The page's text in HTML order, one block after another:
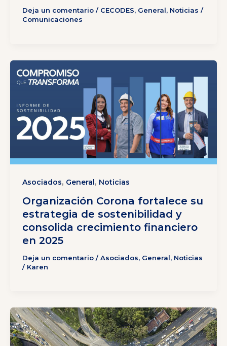
Deja un comentario / CECODES, General, Noticias /
Comunicaciones
Asociados, General, Noticias
Organización Corona fortalece su
estrategia de sostenibilidad y
consolida crecimiento financiero
en 2025
Deja un comentario /Asociados, General, Noticias
/ Karen